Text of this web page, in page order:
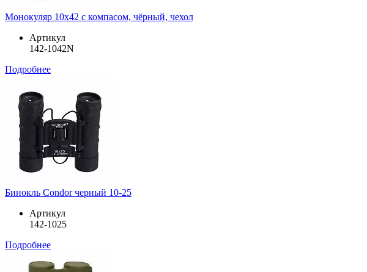
Монокуляр 10х42 с компасом, чёрный, чехол
Артикул
142-1042N
Подробнее
Бинокль Condor черный 10-25
Артикул
142-1025
Подробнее